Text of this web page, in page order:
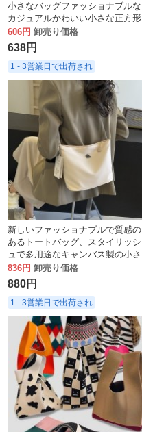
小さなバッグファッショナブルな
カジュアルかわいい小さな正方形
のバッグ外出時にランチバッグを
持ち運ぶ
606円 卸売り価格
638円
1 - 3営業日で出荷され
新しいファッショナブルで質感の
あるトートバッグ、スタイリッシ
ュで多用途なキャンバス製の小さ
な正方形バッグ、軽量通勤用ポー
タブル脇の下バケットバッグ
836円 卸売り価格
880円
1 - 3営業日で出荷され